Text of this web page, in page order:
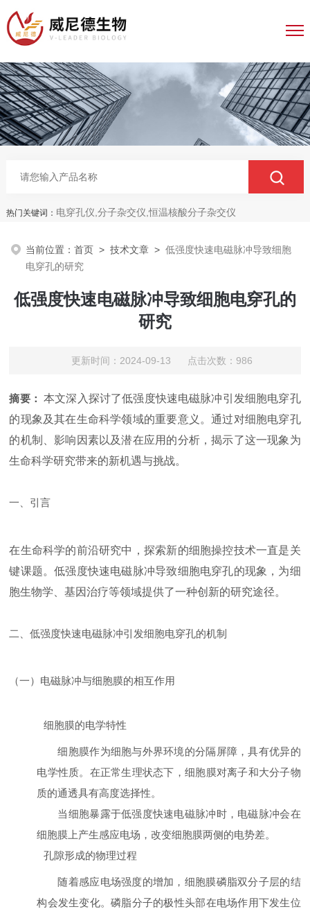
热门关键词： 电穿孔仪,分子杂交仪,恒温核酸分子杂交仪
当前位置：首页 >技术文章 >低强度快速电磁脉冲导致细胞
电穿孔的研究
低强度快速电磁脉冲导致细胞电穿孔的
研究
更新时间：2024-09-13 点击次数：986
摘要： 本文深入探讨了低强度快速电磁脉冲引发细胞电穿孔
的现象及其在生命科学领域的重要意义。通过对细胞电穿孔
的机制、影响因素以及潜在应用的分析，揭示了这一现象为
生命科学研究带来的新机遇与挑战。
一、引言
在生命科学的前沿研究中，探索新的细胞操控技术一直是关
键课题。低强度快速电磁脉冲导致细胞电穿孔的现象，为细
胞生物学、基因治疗等领域提供了一种创新的研究途径。
二、低强度快速电磁脉冲引发细胞电穿孔的机制
（一）电磁脉冲与细胞膜的相互作用
细胞膜的电学特性
细胞膜作为细胞与外界环境的分隔屏障，具有优异的
电学性质。在正常生理状态下，细胞膜对离子和大分子物
质的通透具有高度选择性。
当细胞暴露于低强度快速电磁脉冲时，电磁脉冲会在
细胞膜上产生感应电场，改变细胞膜两侧的电势差。
孔隙形成的物理过程
随着感应电场强度的增加，细胞膜磷脂双分子层的结
构会发生变化。磷脂分子的极性头部在电场作用下发生位